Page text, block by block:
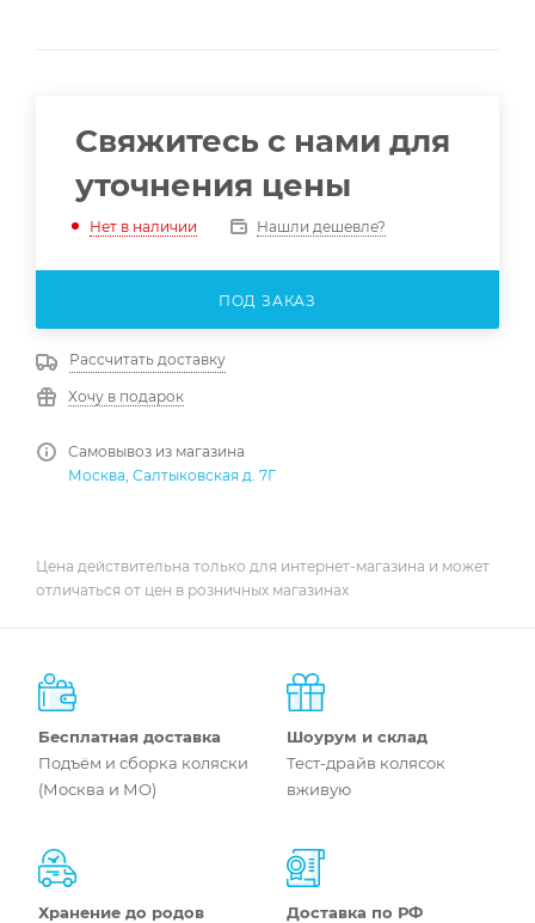
Свяжитесь с нами для
уточнения цены
Нет в наличии Нашли дешевле?
ПОД ЗАКАЗ
Рассчитать доставку
Хочу в подарок
Самовывоз из магазина
Москва, Салтыковская д. 7Г
Цена действительна только для интернет-магазина и может
отличаться от цен в розничных магазинах
Бесплатная доставка
Подъём и сборка коляски
(Москва и МО)
Шоурум и склад
Тест-драйв колясок
вживую
Хранение до родов
Доставка по РФ